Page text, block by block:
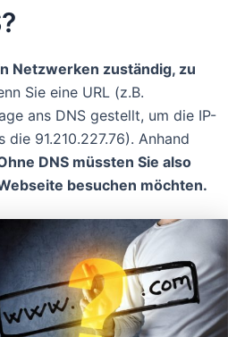
Netzwerken zuständig, zu
Sie eine URL (z.B.
ans DNS gestellt, um die IP-
91.210.227.76). Anhand
DNS müssten Sie also
besuchen möchten.